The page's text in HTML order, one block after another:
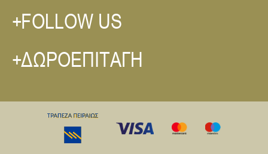
FOLLOW US
ΔΩΡΟΕΠΙΤΑΓΗ